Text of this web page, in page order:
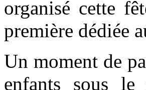
organisé cette
première dédiée
Un moment de
enfants sous